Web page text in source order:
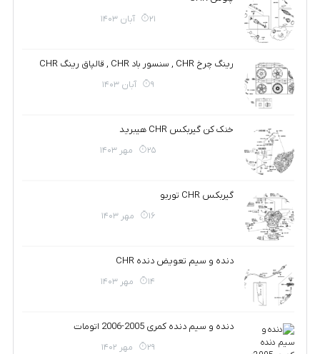
21 آبان 1403
رینگ چرخ CHR , سنسور باد CHR , قالپاق رینگ CHR
9 آبان 1403
خنک کن گیربکس CHR هیبرید
25 مهر 1403
گیربکس CHR توربو
16 مهر 1403
دنده و سیم تعویض دنده CHR
14 مهر 1403
دنده و سیم دنده کمری 2005-2006 اتومات
29 مهر 1402